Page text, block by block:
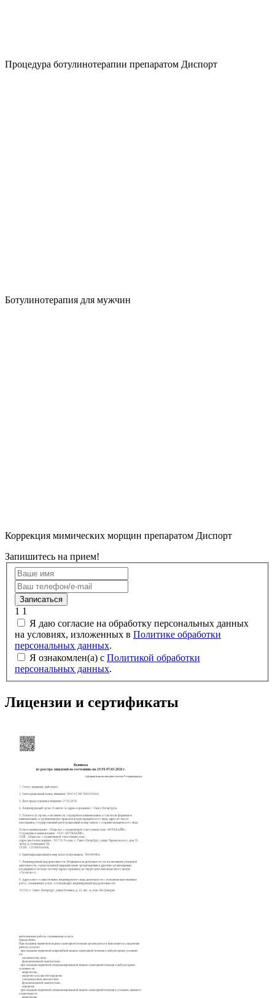
Процедура ботулинотерапии препаратом Диспорт
Ботулинотерапия для мужчин
Коррекция мимических морщин препаратом Диспорт
Запишитесь на прием!
Записаться
1 1
на условиях, изложенных в Политике обработки
персональных данных.
Я ознакомлен(а) с Политикой обработки
персональных данных.
Лицензии и сертификаты